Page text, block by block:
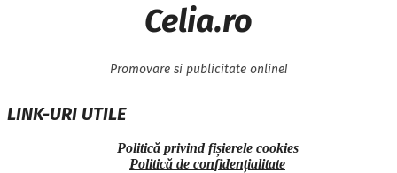
Celia.ro
Promovare si publicitate online!
LINK-URI UTILE
Politică privind fișierele cookies
Politică de confidențialitate